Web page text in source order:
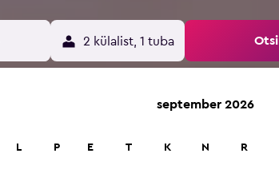
2 külalist, 1 tuba Otsi
L P
september 2026
E T K N R